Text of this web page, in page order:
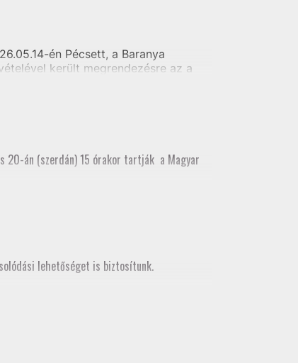
én Pécsett, a Baranya
került megrendezésre az a
20-án (szerdán) 15 órakor tartják a Magyar
lehetőséget is biztosítunk.